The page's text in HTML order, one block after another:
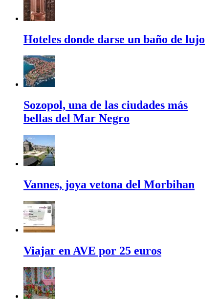
Hoteles donde darse un baño de lujo
Sozopol, una de las ciudades más
bellas del Mar Negro
Vannes, joya vetona del Morbihan
Viajar en AVE por 25 euros